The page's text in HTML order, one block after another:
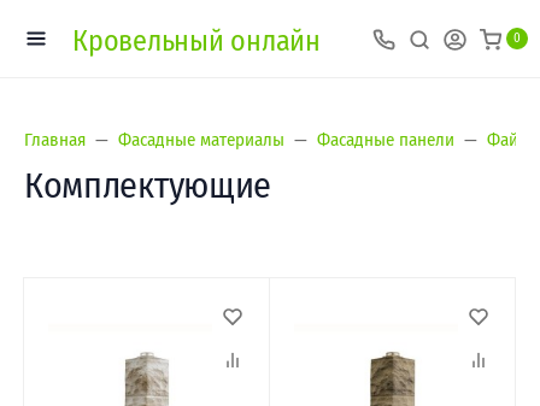
Кровельный онлайн 0
Главная Фасадные материалы Фасадные панели
Комплектующие